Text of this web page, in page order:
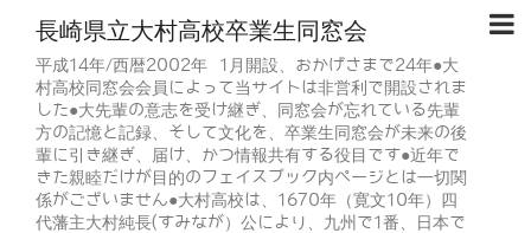
長崎県立大村高校卒業生同窓会
平成14年/西暦2002年 1月開設、おかげさまで24年●大
村高校同窓会会員によって当サイトは非営利で開設されま
した●大先輩の意志を受け継ぎ、同窓会が忘れている先輩
方の記憶と記録、そして文化を、卒業生同窓会が未来の後
輩に引き継ぎ、届け、かつ情報共有する役目です●近年で
きた親睦だけが目的のフェイスブック内ページとは一切関
係がございません●大村高校は、1670年（寛文10年）四
代藩主大村純長(すみなが）公により、九州で1番、日本で